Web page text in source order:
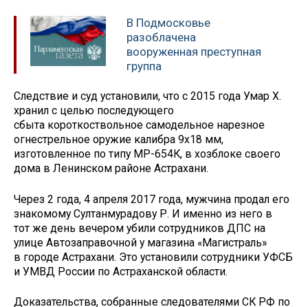
В Подмосковье
разоблачена
вооруженная преступная
группа
Следствие и суд установили, что с 2015 года Умар Х.
хранил с целью последующего
сбыта короткоствольное самодельное нарезное
огнестрельное оружие калибра 9х18 мм,
изготовленное по типу МР-654К, в хозблоке своего
дома в Ленинском районе Астрахани.
Через 2 года, 4 апреля 2017 года, мужчина продал его
знакомому Султанмурадову Р. И именно из него в
тот же день вечером убили сотрудников ДПС на
улице Автозаправочной у магазина «Магистраль»
в городе Астрахани. Это установили сотрудники УФСБ
и УМВД России по Астраханской области.
Доказательства, собранные следователями СК РФ по